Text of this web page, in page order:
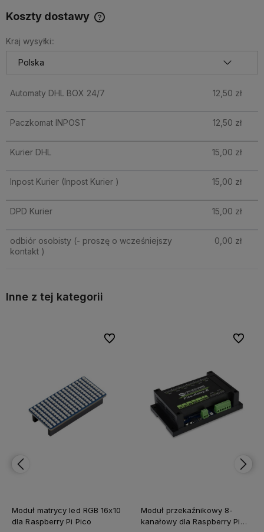
Koszty dostawy
Kraj wysyłki::
Automaty DHL BOX 24/7 12,50 zł
Paczkomat INPOST 12,50 zł
Kurier DHL 15,00 zł
Inpost Kurier (Inpost Kurier ) 15,00 zł
DPD Kurier 15,00 zł
odbiór osobisty (- proszę o wcześniejszy
kontakt )
0,00 zł
Inne z tej kategorii
Moduł matrycy led RGB 16x10
dla Raspberry Pi Pico
Do ulubionych
Do ulubionych
Moduł przekaźnikowy 8-
kanałowy dla Raspberry Pi
Do
Do